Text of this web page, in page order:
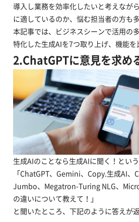
導入し業務を効率化したいと考えなが
に適しているのか、悩む担当者の方も
本記事では、ビジネスシーンで活用の
特化した生成AIを7つ取り上げ、機能を
2.ChatGPTに意見を求め
生成AIのことなら生成AIに聞く！とい
「ChatGPT、Gemini、Copy.生成AI
Jumbo、Megatron-Turing NLG、
の違いについて教えて！」
と聞いたところ、下記のように答えが